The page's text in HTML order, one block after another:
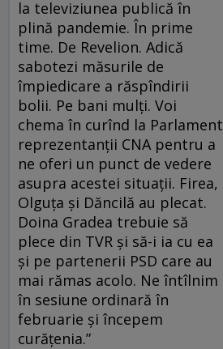
la televiziunea publică în
plină pandemie. În prime
time. De Revelion. Adică
sabotezi măsurile de
împiedicare a răspîndirii
bolii. Pe bani mulți. Voi
chema în curînd la Parlament
reprezentanții CNA pentru a
ne oferi un punct de vedere
asupra acestei situații. Firea,
Olguța și Dăncilă au plecat.
Doina Gradea trebuie să
plece din TVR și să-i ia cu ea
și pe partenerii PSD care au
mai rămas acolo. Ne întîlnim
în sesiune ordinară în
februarie și începem
curățenia.”